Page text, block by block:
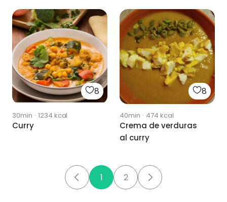
8
30min · 1234 kcal
Curry
8
40min · 474 kcal
Crema de verduras
al curry
1 2